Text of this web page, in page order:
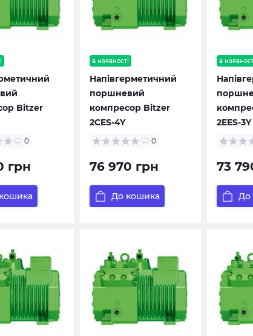
Bitzer
0
грн
в наявності
Напівгерметичний
поршневий
компресор Bitzer
2CES-4Y
0
76 970 грн
До кошика
в
2EES-3Y
73
До